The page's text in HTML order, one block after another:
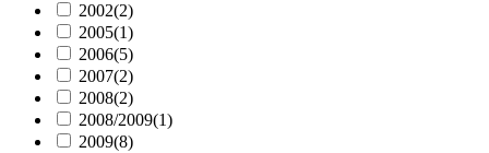
2002(2)
2005(1)
2006(5)
2007(2)
2008(2)
2008/2009(1)
2009(8)